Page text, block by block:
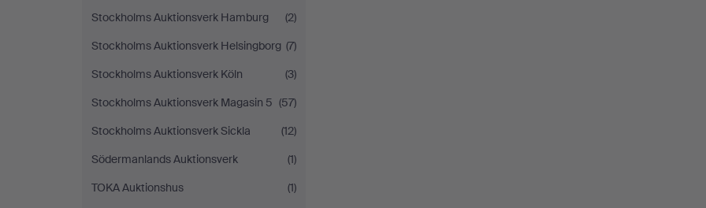
Stockholms Auktionsverk Hamburg
(2)
Stockholms Auktionsverk Helsingborg (7)
Stockholms Auktionsverk Köln
(3)
Stockholms Auktionsverk Magasin 5 (57)
Stockholms Auktionsverk Sickla
(12)
Södermanlands Auktionsverk
(1)
TOKA Auktionshus
(1)